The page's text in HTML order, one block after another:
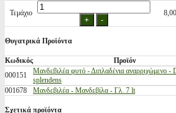
Τεμάχιο
Θυγατρικά Προϊόντα
Κωδικός Προϊόν
000151
Μανδεβιλέα φυτό - Διπλαδένια αναρριχώμενο -
splendens
001678
Μανδεβιλέα - Μανδεβίλα - Γλ. 7 lt
Σχετικά προϊόντα